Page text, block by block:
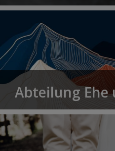
Abteilung Ehe